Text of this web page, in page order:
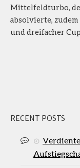
Mittelfeldturbo,
absolvierte,
und dreifacher
RECENT POSTS